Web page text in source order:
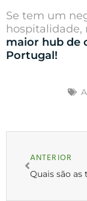
Se tem um
hospitalidade,
maior hub de
Portugal!
ANTERIOR